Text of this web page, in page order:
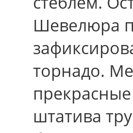
Шевелюра
торнадо.
штатива